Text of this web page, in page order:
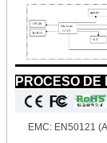
PROCESO
EMC: EN50121